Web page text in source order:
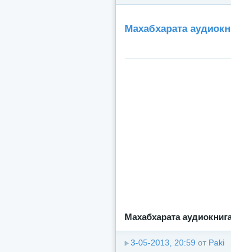
Махабхарата
Махабхарата
3-05-2013, 20:59 от Paki